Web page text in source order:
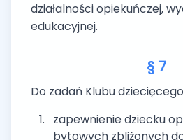
działalności opiekuńczej,
edukacyjnej.
§ 7
Do zadań Klubu
zapewnienie dziecku
bytowych zbliżonych